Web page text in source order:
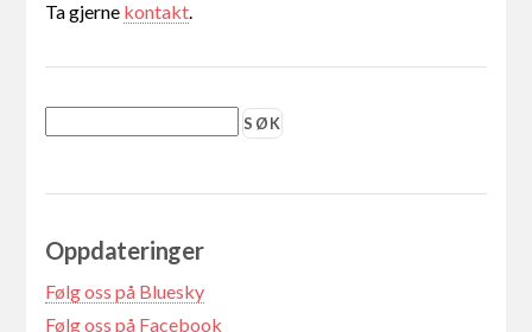
Ta gjerne kontakt.
Oppdateringer
Følg oss på Bluesky
Følg oss på Facebook